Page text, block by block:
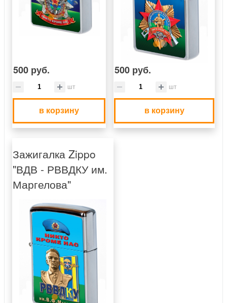
500 руб.
шт
в корзину
500 руб.
шт
в корзину
Зажигалка Zippo
"ВДВ - РВВДКУ им.
Маргелова"